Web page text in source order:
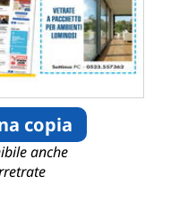
copia
anche